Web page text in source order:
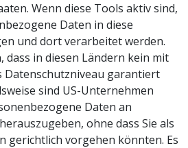
Wenn diese Tools aktiv sind,
Daten in diese
und dort verarbeitet werden.
dass in diesen Ländern kein mit
Datenschutzniveau garantiert
sind US-Unternehmen
Daten an
ohne dass Sie als
gerichtlich vorgehen könnten. Es